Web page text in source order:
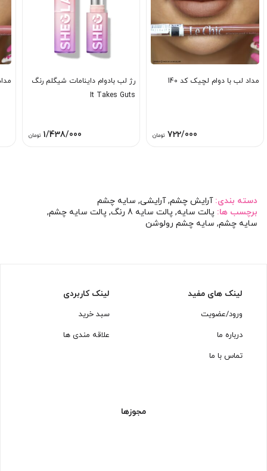
مداد لب با دوام لچیک کد 140
722/000 تومان
رژ لب بادوام داینامات شیگلم رنگ
It Takes Guts
1/438/000 تومان
دسته بندی:آرایش چشم,آرایشی, سایه چشم
برچسب ها: پالت سایه, پالت سایه 8 رنگ , پالت سایه چشم,
سایه چشم, سایه چشم رولوشن
لینک های مفید
ورود/عضویت
درباره ما
تماس با ما
لینک کاربردی
سبد خرید
علاقه مندی ها
مجوزها